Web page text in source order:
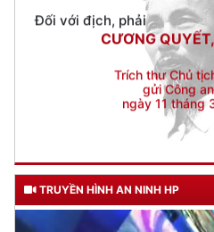
Trích thư Chủ
gửi Công an
ngày 11 tháng
TRUYỀN HÌNH AN NINH HP